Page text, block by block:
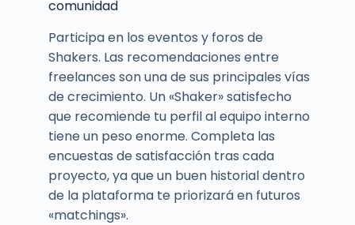
comunidad
Participa en los eventos y foros de
Shakers. Las recomendaciones entre
freelances son una de sus principales vías
de crecimiento. Un «Shaker» satisfecho
que recomiende tu perfil al equipo interno
tiene un peso enorme. Completa las
encuestas de satisfacción tras cada
proyecto, ya que un buen historial dentro
de la plataforma te priorizará en futuros
«matchings».